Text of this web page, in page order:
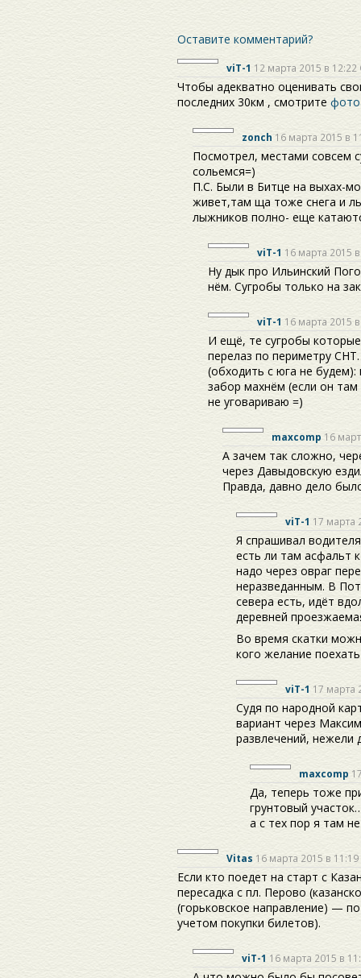
Оставите комментарий?
viT-1 12 марта 2015 в 12:22
Чтобы адекватно оценивать
последних 30км , смотрите
zonch 16 марта 2015 в
Посмотрел, местами совсем
сольемся=)
П.С. Были в Битце на выхах-
живет,там ща тоже снега и
лыжников полно- еще
viT-1 16 марта 2015
Ну дык про Ильинский
нём. Сугробы только на
viT-1 16 марта 2015
И ещё, те сугробы
перелаз по периметру
(обходить с юга не будем):
забор махнём (если он
не уговариваю =)
maxcomp 16
А зачем так сложно,
через Давыдовскую
Правда, давно дело
viT-1 17 марта
Я спрашивал
есть ли там асфальт
надо через овраг
неразведанным. В
севера есть, идёт
деревней
Во время скатки
кого желание
viT-1 17 марта
Судя по народной
вариант через
развлечений, нежели
maxcomp
Да, теперь тоже
грунтовый
а с тех пор я там
Vitas 16 марта 2015 в 11:19
Если кто поедет на старт с
пересадка с пл. Перово
(горьковское направление) —
учетом покупки билетов).
viT-1 16 марта 2015 в